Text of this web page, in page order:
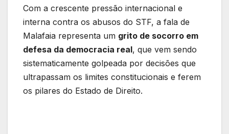
Com a crescente pressão internacional e
interna contra os abusos do STF, a fala de
Malafaia representa um grito de socorro em
defesa da democracia real, que vem sendo
sistematicamente golpeada por decisões que
ultrapassam os limites constitucionais e ferem
os pilares do Estado de Direito.